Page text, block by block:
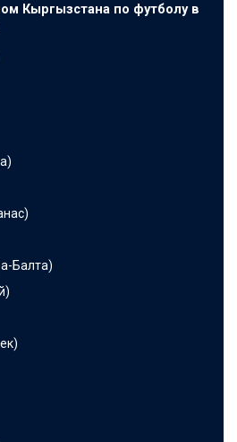
Кыргызстана по футболу в
Балта)